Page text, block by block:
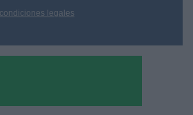
condiciones legales